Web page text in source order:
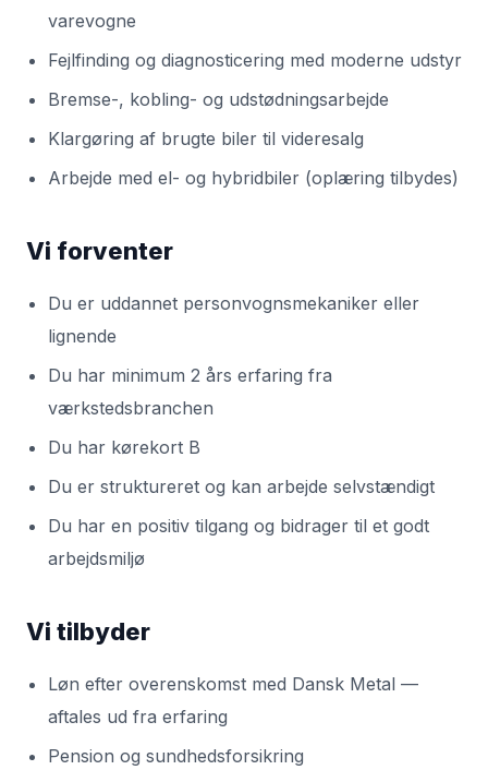
varevogne
Fejlfinding og diagnosticering med moderne udstyr
Bremse-, kobling- og udstødningsarbejde
Klargøring af brugte biler til videresalg
Arbejde med el- og hybridbiler (oplæring tilbydes)
Vi forventer
Du er uddannet personvognsmekaniker eller
lignende
Du har minimum 2 års erfaring fra
værkstedsbranchen
Du har kørekort B
Du er struktureret og kan arbejde selvstændigt
Du har en positiv tilgang og bidrager til et godt
arbejdsmiljø
Vi tilbyder
Løn efter overenskomst med Dansk Metal —
aftales ud fra erfaring
Pension og sundhedsforsikring